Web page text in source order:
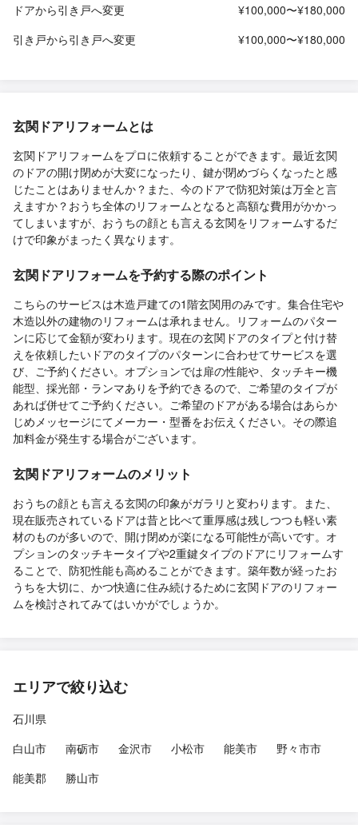
ドアから引き戸へ変更
¥100,000〜¥180,000
引き戸から引き戸へ変更
¥100,000〜¥180,000
玄関ドアリフォームとは
玄関ドアリフォームをプロに依頼することができます。最近玄関
のドアの開け閉めが大変になったり、鍵が閉めづらくなったと感
じたことはありませんか？また、今のドアで防犯対策は万全と言
えますか？おうち全体のリフォームとなると高額な費用がかかっ
てしまいますが、おうちの顔とも言える玄関をリフォームするだ
けで印象がまったく異なります。
玄関ドアリフォームを予約する際のポイント
こちらのサービスは木造戸建ての1階玄関用のみです。集合住宅や
木造以外の建物のリフォームは承れません。リフォームのパター
ンに応じて金額が変わります。現在の玄関ドアのタイプと付け替
えを依頼したいドアのタイプのパターンに合わせてサービスを選
び、ご予約ください。オプションでは扉の性能や、タッチキー機
能型、採光部・ランマありを予約できるので、ご希望のタイプが
あれば併せてご予約ください。ご希望のドアがある場合はあらか
じめメッセージにてメーカー・型番をお伝えください。その際追
加料金が発生する場合がございます。
玄関ドアリフォームのメリット
おうちの顔とも言える玄関の印象がガラリと変わります。また、
現在販売されているドアは昔と比べて重厚感は残しつつも軽い素
材のものが多いので、開け閉めが楽になる可能性が高いです。オ
プションのタッチキータイプや2重鍵タイプのドアにリフォームす
ることで、防犯性能も高めることができます。築年数が経ったお
うちを大切に、かつ快適に住み続けるために玄関ドアのリフォー
ムを検討されてみてはいかがでしょうか。
エリアで絞り込む
石川県
白山市
南砺市 金沢市 小松市 能美市
野々市市
能美郡
勝山市